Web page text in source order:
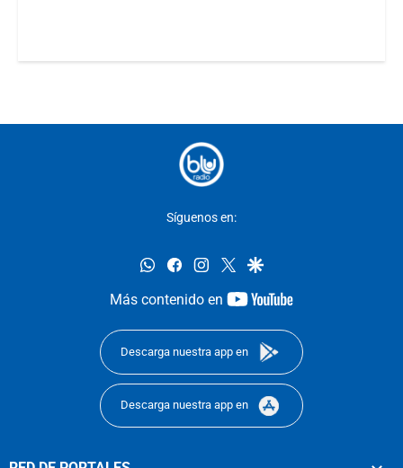
Síguenos en:
whatsappfacebookinstagram
twittergoogle
Más contenido en
youtube-
Descarga nuestra app en
Descarga nuestra app en